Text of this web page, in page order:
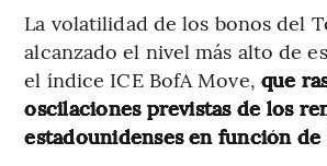
La volatilidad de los bonos del
alcanzado el nivel más alto de
el índice ICE BofA Move, que
oscilaciones previstas de los
estadounidenses en función de